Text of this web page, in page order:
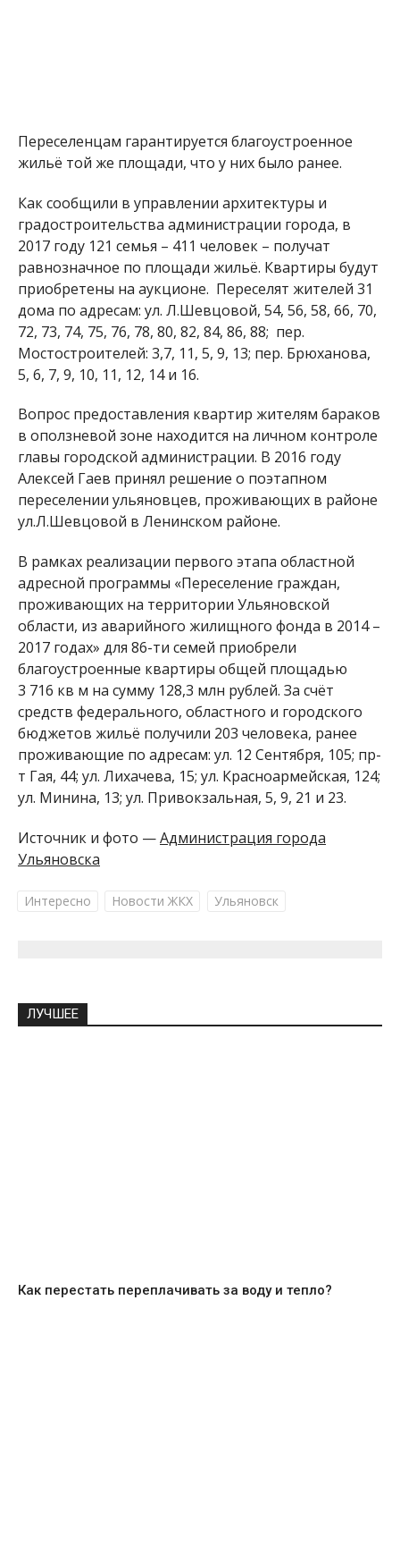
Переселенцам гарантируется благоустроенное
жильё той же площади, что у них было ранее.
Как сообщили в управлении архитектуры и
градостроительства администрации города, в
2017 году 121 семья – 411 человек – получат
равнозначное по площади жильё. Квартиры будут
приобретены на аукционе. Переселят жителей 31
дома по адресам: ул. Л.Шевцовой, 54, 56, 58, 66, 70,
72, 73, 74, 75, 76, 78, 80, 82, 84, 86, 88; пер.
Мостостроителей: 3,7, 11, 5, 9, 13; пер. Брюханова,
5, 6, 7, 9, 10, 11, 12, 14 и 16.
Вопрос предоставления квартир жителям бараков
в оползневой зоне находится на личном контроле
главы городской администрации. В 2016 году
Алексей Гаев принял решение о поэтапном
переселении ульяновцев, проживающих в районе
ул.Л.Шевцовой в Ленинском районе.
В рамках реализации первого этапа областной
адресной программы «Переселение граждан,
проживающих на территории Ульяновской
области, из аварийного жилищного фонда в 2014 –
2017 годах» для 86-ти семей приобрели
благоустроенные квартиры общей площадью
3 716 кв м на сумму 128,3 млн рублей. За счёт
средств федерального, областного и городского
бюджетов жильё получили 203 человека, ранее
проживающие по адресам: ул. 12 Сентября, 105; пр-
т Гая, 44; ул. Лихачева, 15; ул. Красноармейская, 124;
ул. Минина, 13; ул. Привокзальная, 5, 9, 21 и 23.
Источник и фото —Администрация города
Ульяновска
Интересно Новости ЖКХ Ульяновск
ЛУЧШЕЕ
Как перестать переплачивать за воду и тепло?